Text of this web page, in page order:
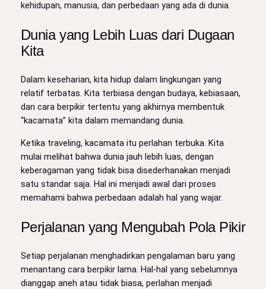
kehidupan, manusia, dan perbedaan yang ada di dunia.
Dunia yang Lebih Luas dari Dugaan
Kita
Dalam keseharian, kita hidup dalam lingkungan yang
relatif terbatas. Kita terbiasa dengan budaya, kebiasaan,
dan cara berpikir tertentu yang akhirnya membentuk
“kacamata” kita dalam memandang dunia.
Ketika traveling, kacamata itu perlahan terbuka. Kita
mulai melihat bahwa dunia jauh lebih luas, dengan
keberagaman yang tidak bisa disederhanakan menjadi
satu standar saja. Hal ini menjadi awal dari proses
memahami bahwa perbedaan adalah hal yang wajar.
Perjalanan yang Mengubah Pola Pikir
Setiap perjalanan menghadirkan pengalaman baru yang
menantang cara berpikir lama. Hal-hal yang sebelumnya
dianggap aneh atau tidak biasa, perlahan menjadi